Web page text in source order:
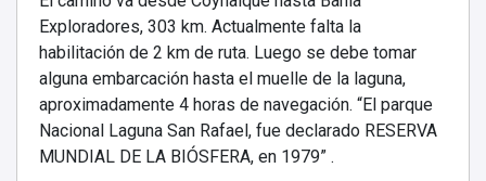
Exploradores, 303 km. Actualmente falta la
habilitación de 2 km de ruta. Luego se debe tomar
alguna embarcación hasta el muelle de la laguna,
aproximadamente 4 horas de navegación. “El parque
Nacional Laguna San Rafael, fue declarado RESERVA
MUNDIAL DE LA BIÓSFERA, en 1979” .